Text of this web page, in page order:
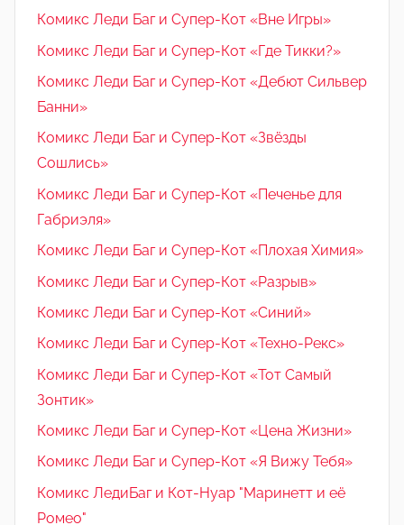
Комикс Леди Баг и Супер-Кот «Вне Игры»
Комикс Леди Баг и Супер-Кот «Где Тикки?»
Комикс Леди Баг и Супер-Кот «Дебют Сильвер
Банни»
Комикс Леди Баг и Супер-Кот «Звёзды
Сошлись»
Комикс Леди Баг и Супер-Кот «Печенье для
Габриэля»
Комикс Леди Баг и Супер-Кот «Плохая Химия»
Комикс Леди Баг и Супер-Кот «Разрыв»
Комикс Леди Баг и Супер-Кот «Синий»
Комикс Леди Баг и Супер-Кот «Техно-Рекс»
Комикс Леди Баг и Супер-Кот «Тот Самый
Зонтик»
Комикс Леди Баг и Супер-Кот «Цена Жизни»
Комикс Леди Баг и Супер-Кот «Я Вижу Тебя»
Комикс ЛедиБаг и Кот-Нуар "Маринетт и её
Ромео"